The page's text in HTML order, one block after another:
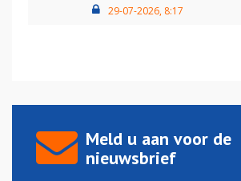
29-07-2026, 8:17
Meld u aan voor de
nieuwsbrief